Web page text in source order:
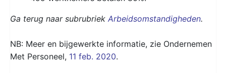
Ga terug naar subrubriek Arbeidsomstandigheden.
NB: Meer en bijgewerkte informatie, zie Ondernemen
Met Personeel, 11 feb. 2020.